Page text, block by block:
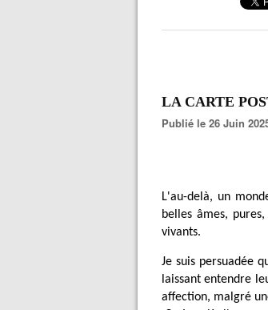
LA CARTE
Publié le 26 Juin
L'au-delà, un
belles âmes,
vivants.
Je suis persuadée
laissant entendre
affection, malgré